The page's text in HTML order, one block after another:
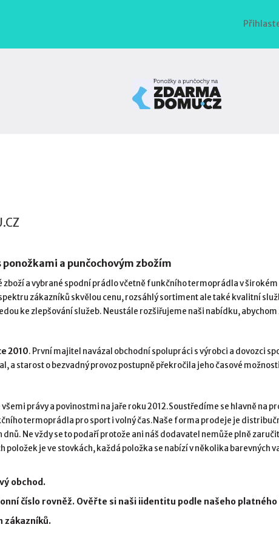
a punčochovým zbožím
zboží a vybrané spodní prádlo včetně funkčního termoprádla v
zákazníků skvělou cenu, rozsáhlý sortiment ale také kvalitní
ke zlepšování služeb. Neustále rozšiřujeme naši nabídku,
2010. První majitel navázal obchodní spolupráci s výrobci a dovozci
a starost o bezvadný provoz postupně překročila jeho časové
právy a povinostmi na jaře roku 2012.Soustředíme se hlavně na
termoprádla pro sport i volný čas.Naše forma prodeje je
Ne vždy se to podaří protože ani náš dodavatel nemůže plně
je ve stovkách, každá položka se nabízí v několika
obchod.
číslo rovněž. Ověřte si naši iidentitu podle našeho platného
zákazníků.